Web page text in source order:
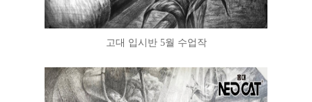
고대 입시반 5월 수업작